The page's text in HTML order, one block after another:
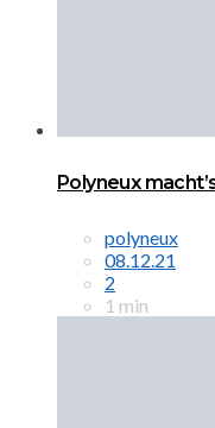
Polyneux
polyneux
08.12.21
2
1 min